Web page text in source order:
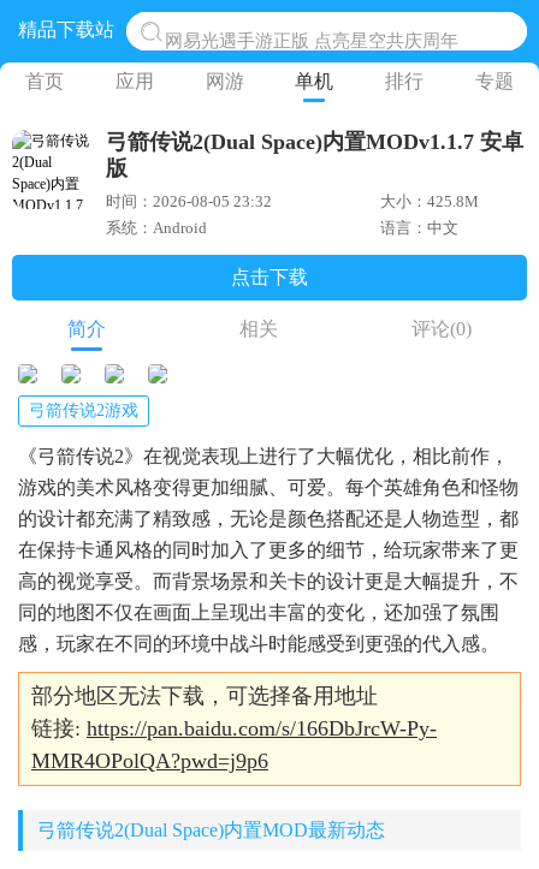
精品下载站
网易光遇手游正版 点亮星空共庆周年
黎明觉醒生机腾讯正版 黎明觉醒生机国际服
蛋仔派对下载 蛋仔派对体验服
奥特曼王者传奇 正版奥特曼游戏
首页 应用 网游 单机 排行 专题
弓箭传说2(Dual Space)内置MODv1.1.7 安卓
版
时间：2026-08-05 23:32
大小：425.8M
系统：Android
语言：中文
点击下载
简介 相关 评论(0)
弓箭传说2游戏
《弓箭传说2》在视觉表现上进行了大幅优化，相比前作，
游戏的美术风格变得更加细腻、可爱。每个英雄角色和怪物
的设计都充满了精致感，无论是颜色搭配还是人物造型，都
在保持卡通风格的同时加入了更多的细节，给玩家带来了更
高的视觉享受。而背景场景和关卡的设计更是大幅提升，不
同的地图不仅在画面上呈现出丰富的变化，还加强了氛围
感，玩家在不同的环境中战斗时能感受到更强的代入感。
部分地区无法下载，可选择备用地址
链接: https://pan.baidu.com/s/166DbJrcW-Py-
MMR4OPolQA?pwd=j9p6
弓箭传说2(Dual Space)内置MOD最新动态